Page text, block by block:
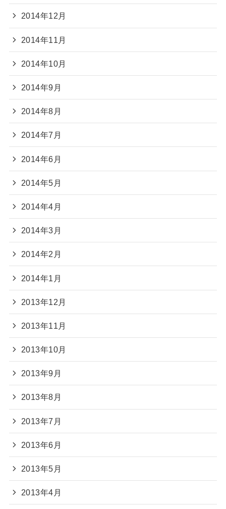
2014年12月
2014年11月
2014年10月
2014年9月
2014年8月
2014年7月
2014年6月
2014年5月
2014年4月
2014年3月
2014年2月
2014年1月
2013年12月
2013年11月
2013年10月
2013年9月
2013年8月
2013年7月
2013年6月
2013年5月
2013年4月